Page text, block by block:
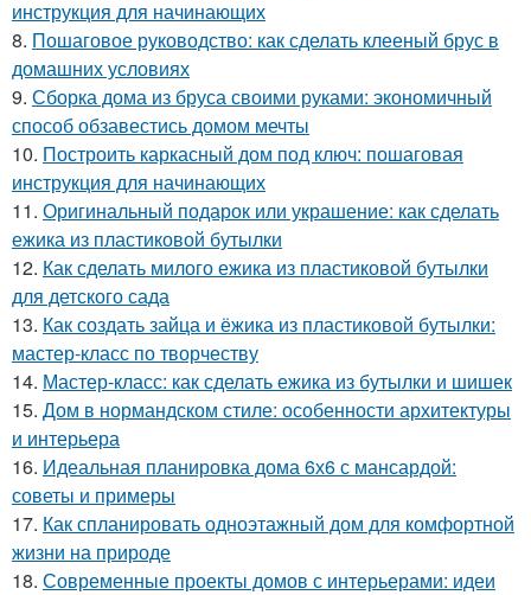
инструкция для начинающих
8. Пошаговое руководство: как сделать клееный брус в
домашних условиях
9. Сборка дома из бруса своими руками: экономичный
способ обзавестись домом мечты
10. Построить каркасный дом под ключ: пошаговая
инструкция для начинающих
11. Оригинальный подарок или украшение: как сделать
ежика из пластиковой бутылки
12. Как сделать милого ежика из пластиковой бутылки
для детского сада
13. Как создать зайца и ёжика из пластиковой бутылки:
мастер-класс по творчеству
14. Мастер-класс: как сделать ежика из бутылки и шишек
15. Дом в нормандском стиле: особенности архитектуры
и интерьера
16. Идеальная планировка дома 6х6 с мансардой:
советы и примеры
17. Как спланировать одноэтажный дом для комфортной
жизни на природе
18. Современные проекты домов с интерьерами: идеи